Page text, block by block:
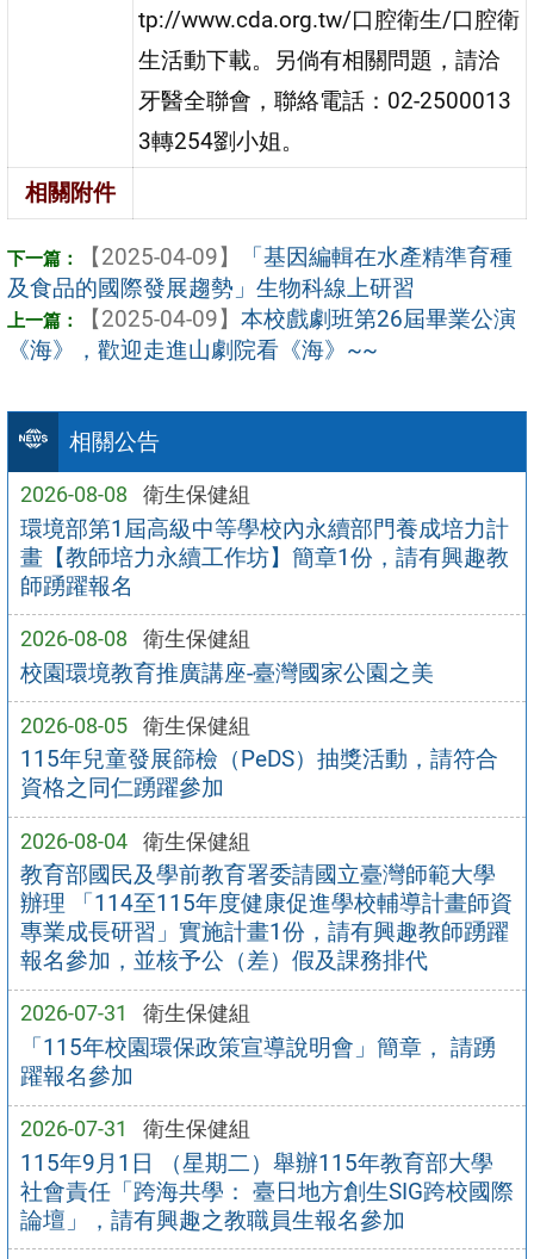
相關公告
2026-08-08 衛生保健組
環境部第1屆高級中等學校內永續部門養成培力計
畫【教師培力永續工作坊】簡章1份，請有興趣教
師踴躍報名
2026-08-08 衛生保健組
校園環境教育推廣講座-臺灣國家公園之美
2026-08-05 衛生保健組
115年兒童發展篩檢（PeDS）抽獎活動，請符合
資格之同仁踴躍參加
2026-08-04 衛生保健組
教育部國民及學前教育署委請國立臺灣師範大學
辦理 「114至115年度健康促進學校輔導計畫師資
專業成長研習」實施計畫1份，請有興趣教師踴躍
報名參加，並核予公（差）假及課務排代
2026-07-31 衛生保健組
「115年校園環保政策宣導說明會」簡章， 請踴
躍報名參加
2026-07-31 衛生保健組
115年9月1日 （星期二）舉辦115年教育部大學
社會責任「跨海共學： 臺日地方創生SIG跨校國際
論壇」，請有興趣之教職員生報名參加
tp://www.cda.org.tw/口腔衛生/口腔衛
生活動下載。另倘有相關問題，請洽
牙醫全聯會，聯絡電話：02-2500013
3轉254劉小姐。
相關附件
【2025-04-09】
「基因編輯在水產精準育種
及食品的國際發展趨勢」生物科線上研習
【2025-04-09】 本校戲劇班第26屆畢業公演
《海》，歡迎走進山劇院看《海》~~